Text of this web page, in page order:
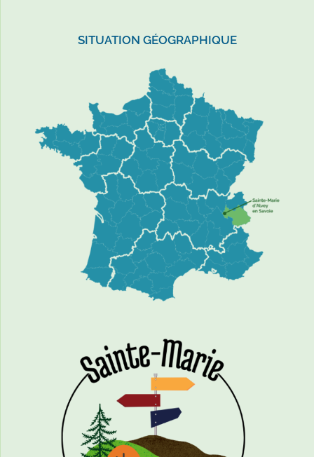
SITUATION GÉOGRAPHIQUE